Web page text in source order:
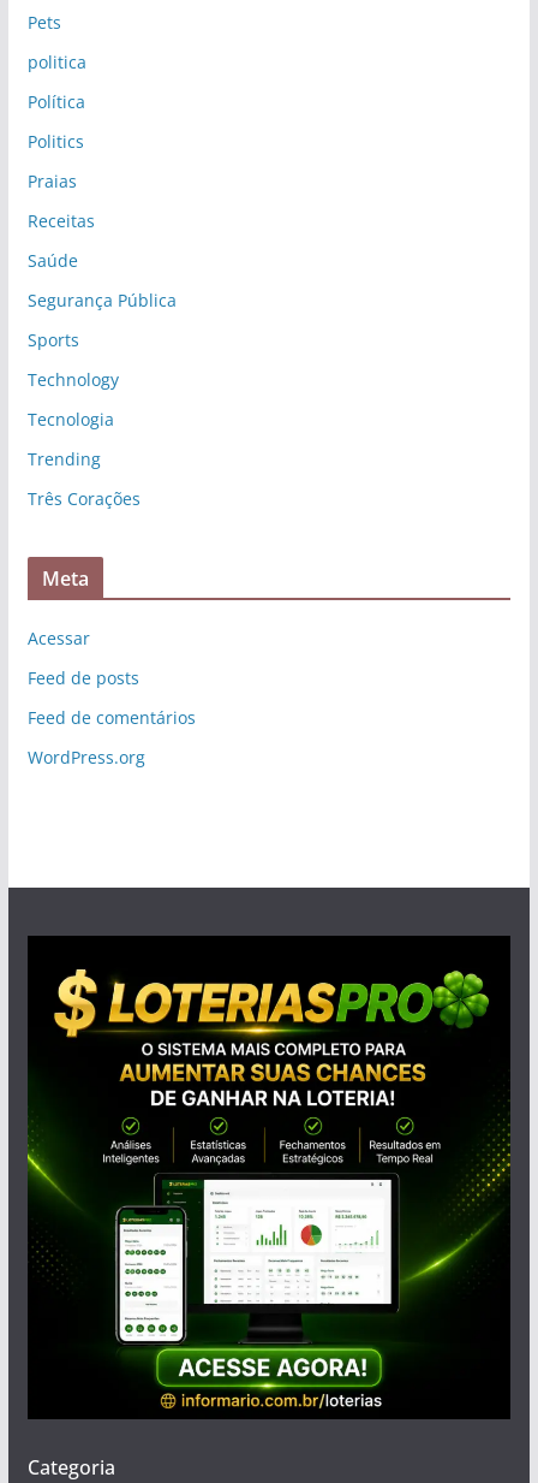
Pets
politica
Política
Politics
Praias
Receitas
Saúde
Segurança Pública
Sports
Technology
Tecnologia
Trending
Três Corações
Meta
Acessar
Feed de posts
Feed de comentários
WordPress.org
Categoria